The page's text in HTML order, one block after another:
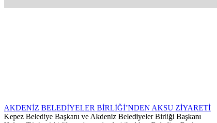
AKDENİZ BELEDİYELER BİRLİĞİ’NDEN AKSU ZİYARETİ
Kepez Belediye Başkanı ve Akdeniz Belediyeler Birliği Başkanı